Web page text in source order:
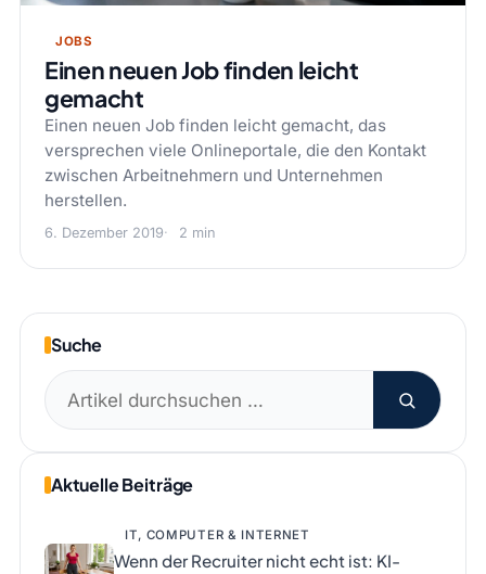
JOBS
Einen neuen Job finden leicht
gemacht
Einen neuen Job finden leicht gemacht, das
versprechen viele Onlineportale, die den Kontakt
zwischen Arbeitnehmern und Unternehmen
herstellen.
6. Dezember 2019 2 min
Suche
Suchen
nach:
Aktuelle Beiträge
IT, COMPUTER & INTERNET
Wenn der Recruiter nicht echt ist: KI-